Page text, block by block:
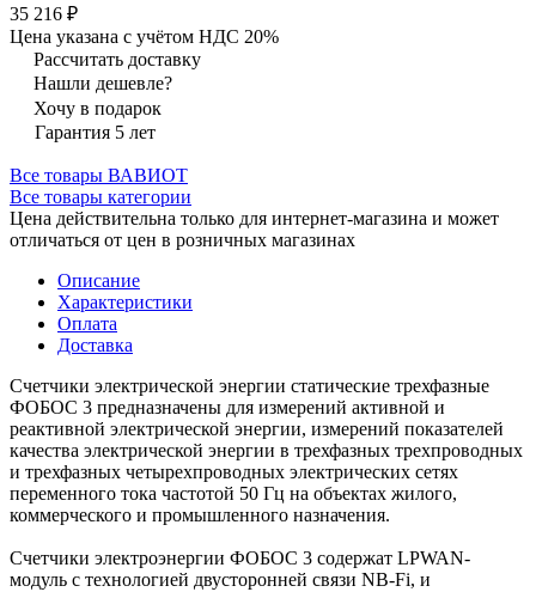
35 216 ₽
Цена указана с учётом НДС 20%
Рассчитать доставку
Нашли дешевле?
Хочу в подарок
Гарантия 5 лет
Все товары ВАВИОТ
Все товары категории
Цена действительна только для интернет-магазина и может
отличаться от цен в розничных магазинах
Описание
Характеристики
Оплата
Доставка
Счетчики электрической энергии статические трехфазные
ФОБОС 3 предназначены для измерений активной и
реактивной электрической энергии, измерений показателей
качества электрической энергии в трехфазных трехпроводных
и трехфазных четырехпроводных электрических сетях
переменного тока частотой 50 Гц на объектах жилого,
коммерческого и промышленного назначения.
Счетчики электроэнергии ФОБОС 3 содержат LPWAN-
модуль с технологией двусторонней связи NB-Fi, и